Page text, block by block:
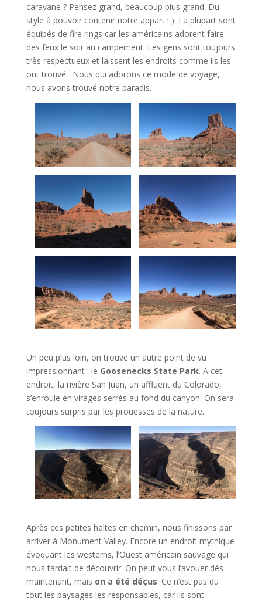
caravane ? Pensez grand, beaucoup plus grand. Du
style à pouvoir contenir notre appart ! ). La plupart sont
équipés de fire rings car les américains adorent faire
des feux le soir au campement. Les gens sont toujours
très respectueux et laissent les endroits comme ils les
ont trouvé. Nous qui adorons ce mode de voyage,
nous avons trouvé notre paradis.
Un peu plus loin, on trouve un autre point de vu
impressionnant : le Goosenecks State Park. A cet
endroit, la rivière San Juan, un affluent du Colorado,
s’enroule en virages serrés au fond du canyon. On sera
toujours surpris par les prouesses de la nature.
Après ces petites haltes en chemin, nous finissons par
arriver à Monument Valley. Encore un endroit mythique
évoquant les westerns, l’Ouest américain sauvage qui
nous tardait de découvrir. On peut vous l’avouer dès
maintenant, mais on a été déçus. Ce n’est pas du
tout les paysages les responsables, car ils sont